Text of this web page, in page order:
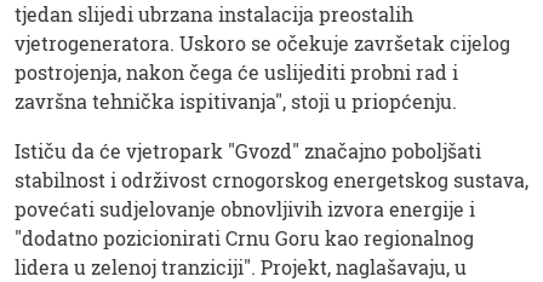
tjedan slijedi ubrzana instalacija preostalih
vjetrogeneratora. Uskoro se očekuje završetak cijelog
postrojenja, nakon čega će uslijediti probni rad i
završna tehnička ispitivanja", stoji u priopćenju.
Ističu da će vjetropark "Gvozd" značajno poboljšati
stabilnost i održivost crnogorskog energetskog sustava,
povećati sudjelovanje obnovljivih izvora energije i
"dodatno pozicionirati Crnu Goru kao regionalnog
lidera u zelenoj tranziciji". Projekt, naglašavaju, u